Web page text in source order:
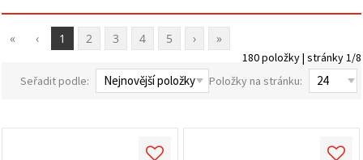
obsah a
to i s
partnerů
« ‹ 1 2 3 4 5 › »
180 položky | stránky 1/8
Seřadit podle:
Položky na stránku: